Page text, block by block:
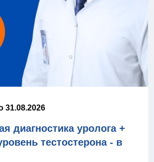
31.08.2026
диагностика уролога +
тестостерона - в